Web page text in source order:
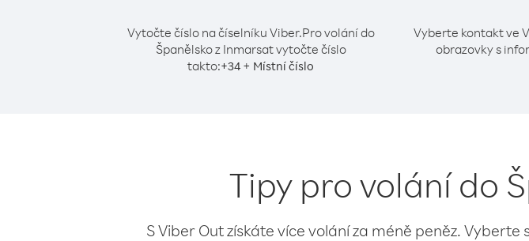
Vytočte číslo na číselníku Viber.Pro volání do
Španělsko z Inmarsat vytočte číslo
takto:+34 + Místní číslo
Vyberte kontakt ve
obrazovky s
Tipy pro volání do
S Viber Out získáte více volání za méně peněz.